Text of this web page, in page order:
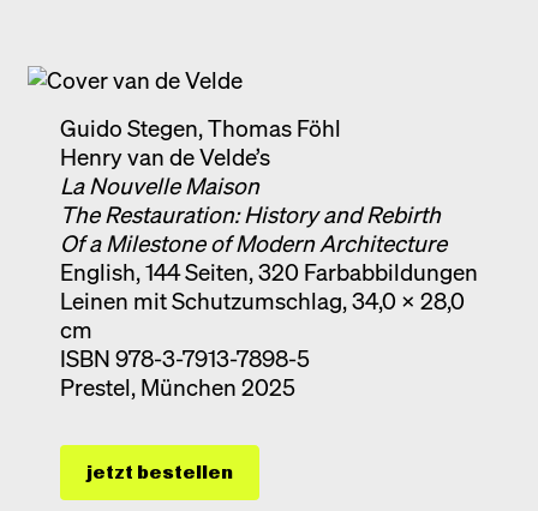
Guido Stegen, Thomas Föhl
Henry van de Velde’s
La Nouvelle Maison
The Restauration: History and Rebirth
Of a Milestone of Modern Architecture
English, 144 Seiten, 320 Farbabbildungen
Leinen mit Schutzumschlag, 34,0 x 28,0
cm
ISBN 978-3-7913-7898-5
Prestel, München 2025
jetzt bestellen